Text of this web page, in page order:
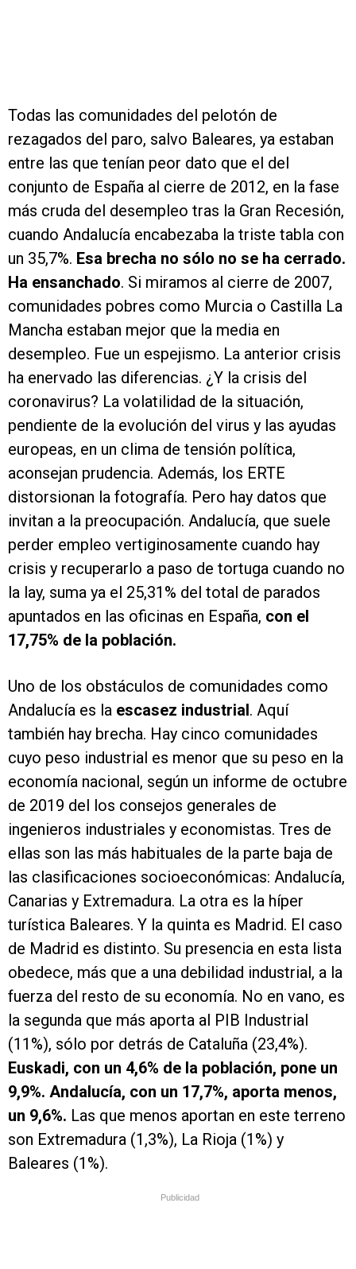
Todas las comunidades del pelotón de
rezagados del paro, salvo Baleares, ya estaban
entre las que tenían peor dato que el del
conjunto de España al cierre de 2012, en la fase
más cruda del desempleo tras la Gran Recesión,
cuando Andalucía encabezaba la triste tabla con
un 35,7%. Esa brecha no sólo no se ha cerrado.
Ha ensanchado. Si miramos al cierre de 2007,
comunidades pobres como Murcia o Castilla La
Mancha estaban mejor que la media en
desempleo. Fue un espejismo. La anterior crisis
ha enervado las diferencias. ¿Y la crisis del
coronavirus? La volatilidad de la situación,
pendiente de la evolución del virus y las ayudas
europeas, en un clima de tensión política,
aconsejan prudencia. Además, los ERTE
distorsionan la fotografía. Pero hay datos que
invitan a la preocupación. Andalucía, que suele
perder empleo vertiginosamente cuando hay
crisis y recuperarlo a paso de tortuga cuando no
la lay, suma ya el 25,31% del total de parados
apuntados en las oficinas en España, con el
17,75% de la población.
Uno de los obstáculos de comunidades como
Andalucía es la escasez industrial. Aquí
también hay brecha. Hay cinco comunidades
cuyo peso industrial es menor que su peso en la
economía nacional, según un informe de octubre
de 2019 del los consejos generales de
ingenieros industriales y economistas. Tres de
ellas son las más habituales de la parte baja de
las clasificaciones socioeconómicas: Andalucía,
Canarias y Extremadura. La otra es la híper
turística Baleares. Y la quinta es Madrid. El caso
de Madrid es distinto. Su presencia en esta lista
obedece, más que a una debilidad industrial, a la
fuerza del resto de su economía. No en vano, es
la segunda que más aporta al PIB Industrial
(11%), sólo por detrás de Cataluña (23,4%).
Euskadi, con un 4,6% de la población, pone un
9,9%. Andalucía, con un 17,7%, aporta menos,
un 9,6%. Las que menos aportan en este terreno
son Extremadura (1,3%), La Rioja (1%) y
Baleares (1%).
Publicidad